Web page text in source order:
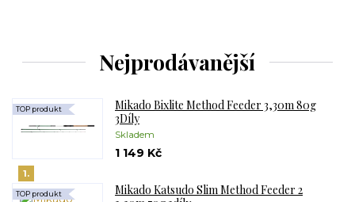
Nejprodávanější
1.
Mikado Bixlite Method Feeder 3,30m 80g
3Díly
Skladem
TOP produkt
1 149 Kč
Mikado Katsudo Slim Method Feeder 2
TOP produkt